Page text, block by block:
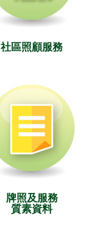
社區照顧服務
牌照及服務
質素資料